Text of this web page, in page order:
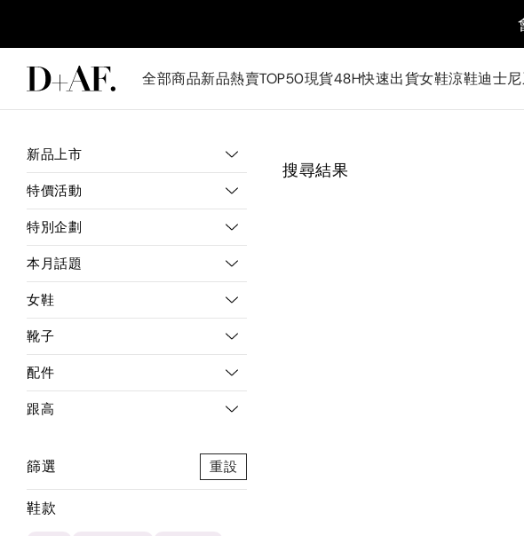
全部商品新品熱賣TOP50現貨48H快速出貨女鞋涼鞋迪士
新品上市
特價活動
特別企劃
本月話題
女鞋
靴子
配件
跟高
篩選 重設
鞋款
搜尋結果